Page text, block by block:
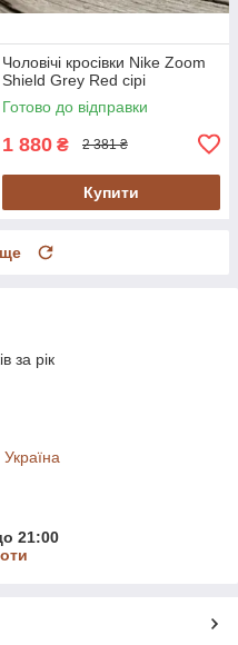
Чоловічі кросівки Nike Zoom
Shield Grey Red сірі
Готово до відправки
1 880 ₴ 2 381 ₴
Купити
за рік
21:00